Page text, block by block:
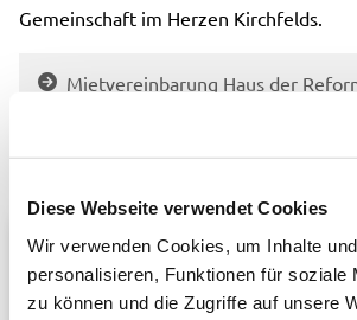
Diese Webseite verwendet Cookies
Wir verwenden Cookies, um Inhalte
personalisieren, Funktionen für soziale
zu können und die Zugriffe auf unsere
Gemeinschaft im Herzen Kirchfelds.
Mietvereinbarung Haus der